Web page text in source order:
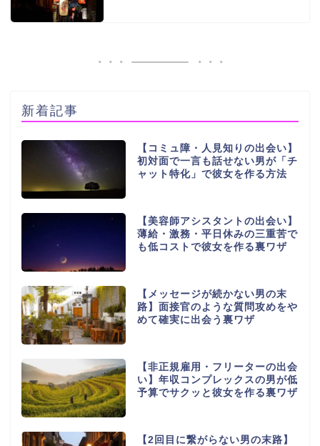
新着記事
【コミュ障・人見知りの出会い】
初対面で一言も話せない男が「チ
ャット特化」で彼女を作る方法
【美容師アシスタントの出会い】
薄給・激務・平日休みの三重苦で
も低コストで彼女を作る裏ワザ
【メッセージが続かない男の末
路】面接官のような質問攻めをや
めて確実に出会う裏ワザ
【非正規雇用・フリーターの出会
い】年収コンプレックスの男が低
予算でサクッと彼女を作る裏ワザ
【2回目に繋がらない男の末路】